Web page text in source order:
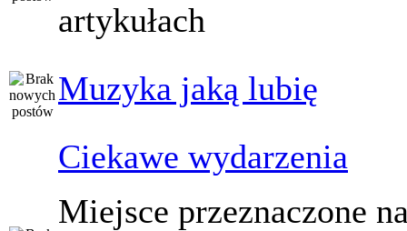
artykułach
Muzyka jaką lubię
Ciekawe wydarzenia
Miejsce przeznaczone